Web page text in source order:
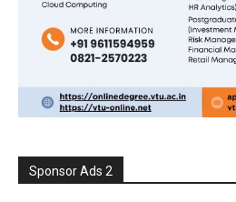
Sponsor Ads 2